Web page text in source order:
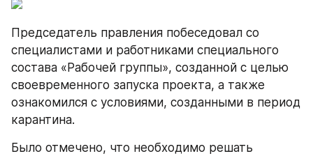
Председатель правления побеседовал со
специалистами и работниками специального
состава «Рабочей группы», созданной с целью
своевременного запуска проекта, а также
ознакомился с условиями, созданными в период
карантина.
Было отмечено, что необходимо решать